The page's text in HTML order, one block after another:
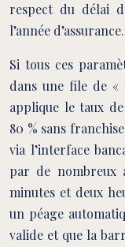
respect du délai
l’année d’assurance.
Si tous ces
dans une file de «
applique le taux
80 % sans
via l’interface
par de nombreux
minutes et deux
un péage
valide et que la